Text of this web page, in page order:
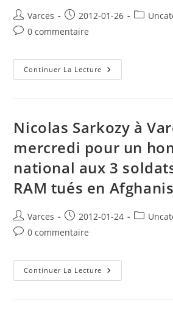
Auteur/autrice
de
Varces
Publication
publiée :
2012-01-26
Post
Commentaires
la
publication :
0 commentaire
Continuer La Lecture Hommage
À
Afghanistan
:
Départ
Des
Cercueils
Nicolas Sarkozy à
mercredi pour un
national aux 3
RAM tués en
Auteur/autrice
de
Varces
Publication
publiée :
2012-01-24
Post
Commentaires
la
publication :
0 commentaire
Continuer La Lecture Nicolas
Sarkozy